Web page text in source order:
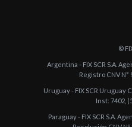
©
Argentina - FIX SCR S.A.
Registro CNV N°
Uruguay - FIX SCR Uruguay
Inst: 7402,
Paraguay - FIX SCR S.A.